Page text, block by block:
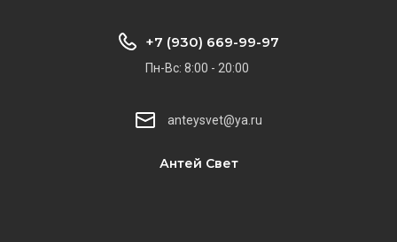
Антей Свет
+7 (930) 669-99-97
Пн-Вс: 8:00 - 20:00
anteysvet@ya.ru